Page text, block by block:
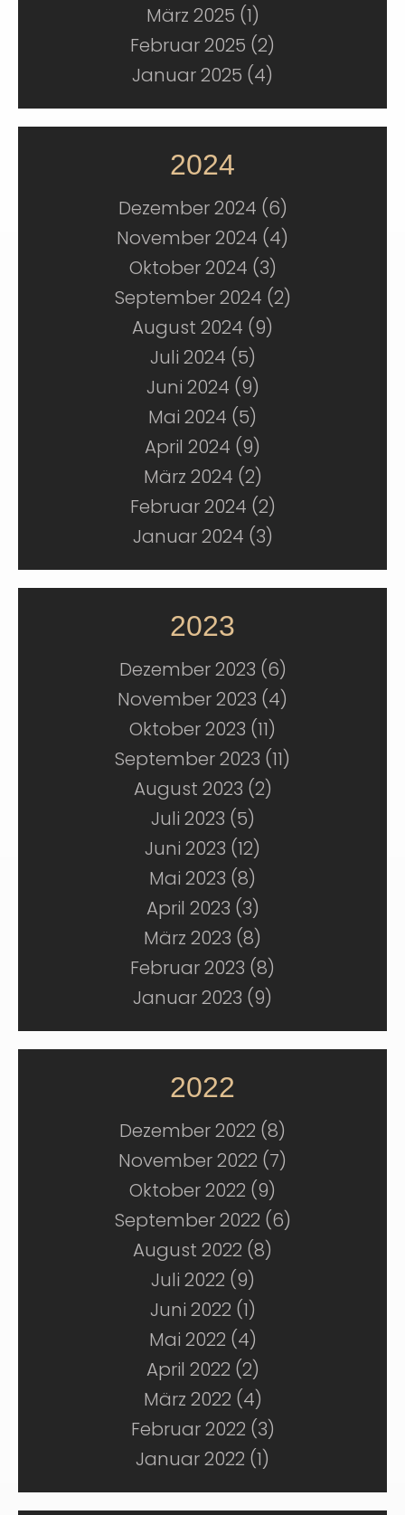
März 2025 (1)
Februar 2025 (2)
Januar 2025 (4)
2024
Dezember 2024 (6)
November 2024 (4)
Oktober 2024 (3)
September 2024 (2)
August 2024 (9)
Juli 2024 (5)
Juni 2024 (9)
Mai 2024 (5)
April 2024 (9)
März 2024 (2)
Februar 2024 (2)
Januar 2024 (3)
2023
Dezember 2023 (6)
November 2023 (4)
Oktober 2023 (11)
September 2023 (11)
August 2023 (2)
Juli 2023 (5)
Juni 2023 (12)
Mai 2023 (8)
April 2023 (3)
März 2023 (8)
Februar 2023 (8)
Januar 2023 (9)
2022
Dezember 2022 (8)
November 2022 (7)
Oktober 2022 (9)
September 2022 (6)
August 2022 (8)
Juli 2022 (9)
Juni 2022 (1)
Mai 2022 (4)
April 2022 (2)
März 2022 (4)
Februar 2022 (3)
Januar 2022 (1)